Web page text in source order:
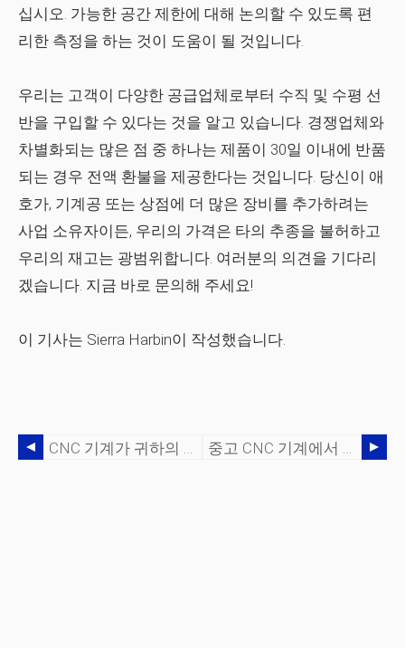
십시오. 가능한 공간 제한에 대해 논의할 수 있도록 편
리한 측정을 하는 것이 도움이 될 것입니다.
우리는 고객이 다양한 공급업체로부터 수직 및 수평 선
반을 구입할 수 있다는 것을 알고 있습니다. 경쟁업체와
차별화되는 많은 점 중 하나는 제품이 30일 이내에 반품
되는 경우 전액 환불을 제공한다는 것입니다. 당신이 애
호가, 기계공 또는 상점에 더 많은 장비를 추가하려는
사업 소유자이든, 우리의 가격은 타의 추종을 불허하고
우리의 재고는 광범위합니다. 여러분의 의견을 기다리
겠습니다. 지금 바로 문의해 주세요!
이 기사는 Sierra Harbin이 작성했습니다.
CNC 기계가 귀하의 요구 사항을 충족할 수 있는지 확인하는 방법 중고 CNC 기계에서 무엇을 찾아야 합니까?